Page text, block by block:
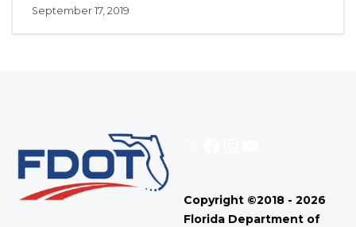
September 17, 2019
Copyright ©2018 - 2026
Florida Department of